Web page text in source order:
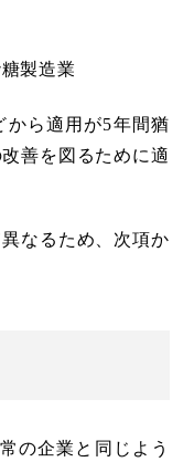
製造業
から適用が5年間猶
善を図るために適
なるため、次項か
の企業と同じよう